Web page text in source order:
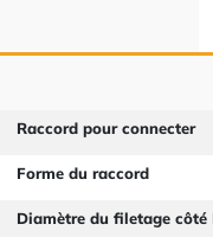
Raccord pour connecter
Forme du raccord
Diamètre du filetage côté